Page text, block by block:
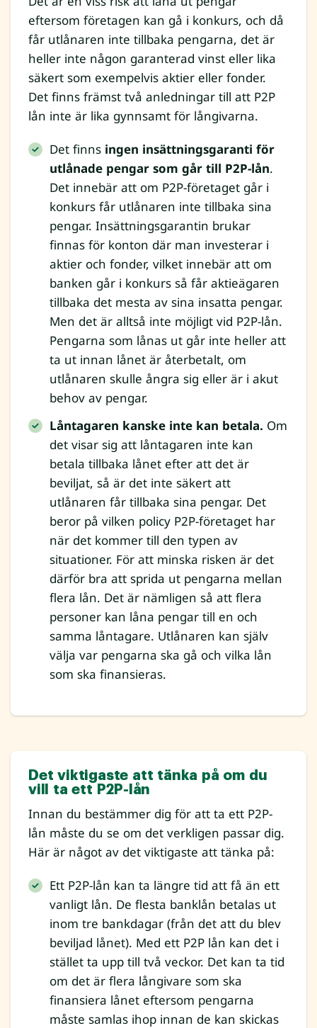
eftersom företagen kan gå i konkurs, och då
får utlånaren inte tillbaka pengarna, det är
heller inte någon garanterad vinst eller lika
säkert som exempelvis aktier eller fonder.
Det finns främst två anledningar till att P2P
lån inte är lika gynnsamt för långivarna.
Det finns ingen insättningsgaranti för
utlånade pengar som går till P2P-lån.
Det innebär att om P2P-företaget går i
konkurs får utlånaren inte tillbaka sina
pengar. Insättningsgarantin brukar
finnas för konton där man investerar i
aktier och fonder, vilket innebär att om
banken går i konkurs så får aktieägaren
tillbaka det mesta av sina insatta pengar.
Men det är alltså inte möjligt vid P2P-lån.
Pengarna som lånas ut går inte heller att
ta ut innan lånet är återbetalt, om
utlånaren skulle ångra sig eller är i akut
behov av pengar.
Låntagaren kanske inte kan betala. Om
det visar sig att låntagaren inte kan
betala tillbaka lånet efter att det är
beviljat, så är det inte säkert att
utlånaren får tillbaka sina pengar. Det
beror på vilken policy P2P-företaget har
när det kommer till den typen av
situationer. För att minska risken är det
därför bra att sprida ut pengarna mellan
flera lån. Det är nämligen så att flera
personer kan låna pengar till en och
samma låntagare. Utlånaren kan själv
välja var pengarna ska gå och vilka lån
som ska finansieras.
Det viktigaste att tänka på om du
vill ta ett P2P-lån
Innan du bestämmer dig för att ta ett P2P-
lån måste du se om det verkligen passar dig.
Här är något av det viktigaste att tänka på:
Ett P2P-lån kan ta längre tid att få än ett
vanligt lån. De flesta banklån betalas ut
inom tre bankdagar (från det att du blev
beviljad lånet). Med ett P2P lån kan det i
stället ta upp till två veckor. Det kan ta tid
om det är flera långivare som ska
finansiera lånet eftersom pengarna
måste samlas ihop innan de kan skickas